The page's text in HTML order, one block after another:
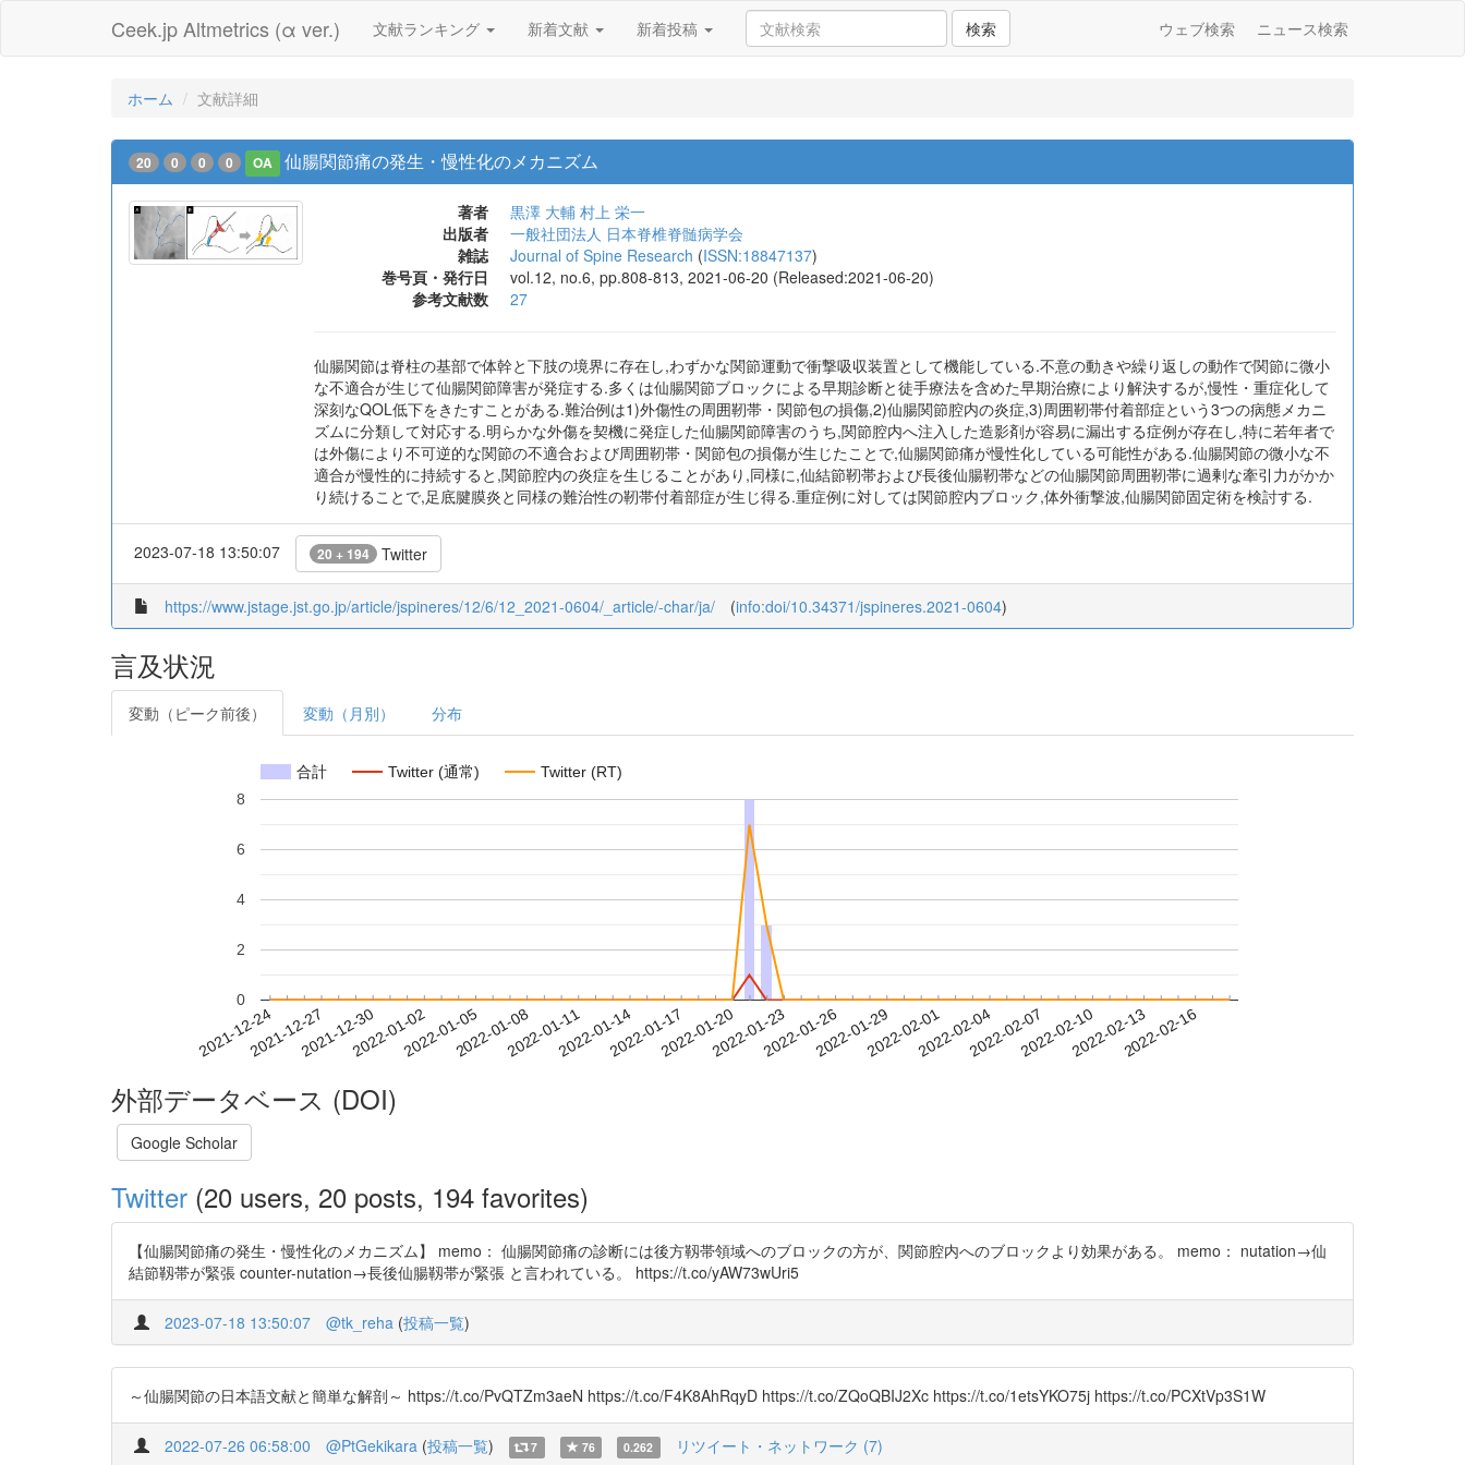
Ceek.jp Altmetrics (α ver.) 文献ランキング 新着文献 新着投稿 検索 ウェブ検索 ニュース検索
ホーム 文献詳細
20 0 0 0 OA 仙腸関節痛の発生・慢性化のメカニズム
著者 黒澤 大輔 村上 栄一
出版者
一般社団法人 日本脊椎脊髄病学会
雑誌
Journal of Spine Research (ISSN:18847137)
巻号頁・発行日
vol.12, no.6, pp.808-813, 2021-06-20 (Released:2021-06-20)
参考文献数
27
仙腸関節は脊柱の基部で体幹と下肢の境界に存在し,わずかな関節運動で衝撃吸収装置として機能している.不意の動きや繰り返しの動作で関節に微小
な不適合が生じて仙腸関節障害が発症する.多くは仙腸関節ブロックによる早期診断と徒手療法を含めた早期治療により解決するが,慢性・重症化して
深刻なQOL低下をきたすことがある.難治例は1)外傷性の周囲靭帯・関節包の損傷,2)仙腸関節腔内の炎症,3)周囲靭帯付着部症という3つの病態メカニ
ズムに分類して対応する.明らかな外傷を契機に発症した仙腸関節障害のうち,関節腔内へ注入した造影剤が容易に漏出する症例が存在し,特に若年者で
は外傷により不可逆的な関節の不適合および周囲靭帯・関節包の損傷が生じたことで,仙腸関節痛が慢性化している可能性がある.仙腸関節の微小な不
適合が慢性的に持続すると,関節腔内の炎症を生じることがあり,同様に,仙結節靭帯および長後仙腸靭帯などの仙腸関節周囲靭帯に過剰な牽引力がかか
り続けることで,足底腱膜炎と同様の難治性の靭帯付着部症が生じ得る.重症例に対しては関節腔内ブロック,体外衝撃波,仙腸関節固定術を検討する.
2023-07-18 13:50:07 20 + 194 Twitter
https://www.jstage.jst.go.jp/article/jspineres/12/6/12_2021-0604/_article/-char/ja/ (info:doi/10.34371/jspineres.2021-0604)
言及状況
変動（ピーク前後） 変動（月別） 分布
合計 Twitter (通常) Twitter (RT)
2021-12-242021-12-272021-12-302022-01-022022-01-052022-01-082022-01-112022-01-142022-01-172022-01-202022-01-232022-01-262022-01-292022-02-012022-02-042022-02-072022-02-102022-02-132022-02-16
0
2
4
6
8
外部データベース (DOI)
Google Scholar
Twitter (20 users, 20 posts, 194 favorites)
【仙腸関節痛の発生・慢性化のメカニズム】 memo： 仙腸関節痛の診断には後方靱帯領域へのブロックの方が、関節腔内へのブロックより効果がある。 memo： nutation→仙
結節靱帯が緊張 counter-nutation→長後仙腸靱帯が緊張 と言われている。 https://t.co/yAW73wUri5
2023-07-18 13:50:07 @tk_reha (投稿一覧)
～仙腸関節の日本語文献と簡単な解剖～ https://t.co/PvQTZm3aeN https://t.co/F4K8AhRqyD https://t.co/ZQoQBIJ2Xc https://t.co/1etsYKO75j https://t.co/PCXtVp3S1W
2022-07-26 06:58:00 @PtGekikara (投稿一覧) 7 76 0.262 リツイート・ネットワーク (7)